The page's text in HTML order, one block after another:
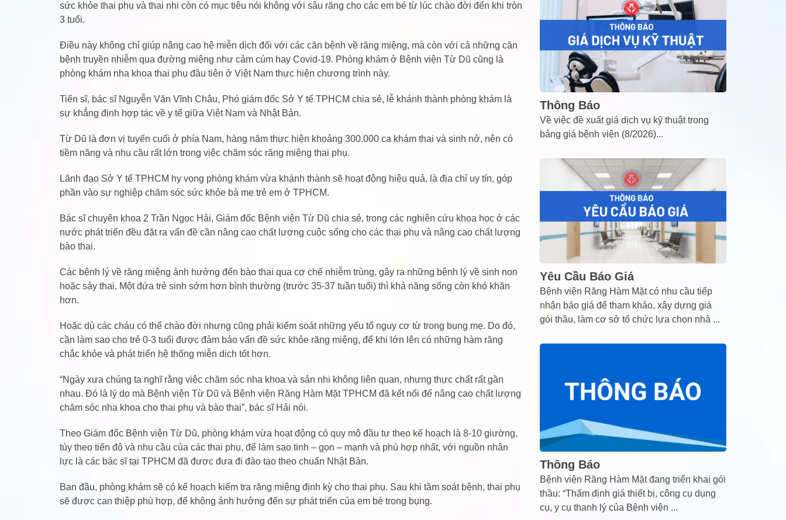
sức khỏe thai phụ và thai nhi còn có mục tiêu nói không với sâu răng cho các em bé từ lúc chào đời đến khi tròn
3 tuổi.
Điều này không chỉ giúp nâng cao hệ miễn dịch đối với các căn bệnh về răng miệng, mà còn với cả những căn
bệnh truyền nhiễm qua đường miệng như cảm cúm hay Covid-19. Phòng khám ở Bệnh viện Từ Dũ cũng là
phòng khám nha khoa thai phụ đầu tiên ở Việt Nam thực hiện chương trình này.
Tiến sĩ, bác sĩ Nguyễn Văn Vĩnh Châu, Phó giám đốc Sở Y tế TPHCM chia sẻ, lễ khánh thành phòng khám là
sự khẳng định hợp tác về y tế giữa Việt Nam và Nhật Bản.
Từ Dũ là đơn vị tuyến cuối ở phía Nam, hàng năm thực hiện khoảng 300.000 ca khám thai và sinh nở, nên có
tiềm năng và nhu cầu rất lớn trong việc chăm sóc răng miệng thai phụ.
Lãnh đạo Sở Y tế TPHCM hy vọng phòng khám vừa khánh thành sẽ hoạt động hiệu quả, là địa chỉ uy tín, góp
phần vào sự nghiệp chăm sóc sức khỏe bà mẹ trẻ em ở TPHCM.
Bác sĩ chuyên khoa 2 Trần Ngọc Hải, Giám đốc Bệnh viện Từ Dũ chia sẻ, trong các nghiên cứu khoa học ở các
nước phát triển đều đặt ra vấn đề cần nâng cao chất lượng cuộc sống cho các thai phụ và nâng cao chất lượng
bào thai.
Các bệnh lý về răng miệng ảnh hưởng đến bào thai qua cơ chế nhiễm trùng, gây ra những bệnh lý về sinh non
hoặc sảy thai. Một đứa trẻ sinh sớm hơn bình thường (trước 35-37 tuần tuổi) thì khả năng sống còn khó khăn
hơn.
Hoặc dù các cháu có thể chào đời nhưng cũng phải kiểm soát những yếu tố nguy cơ từ trong bụng mẹ. Do đó,
cần làm sao cho trẻ 0-3 tuổi được đảm bảo vấn đề sức khỏe răng miệng, để khi lớn lên có những hàm răng
chắc khỏe và phát triển hệ thống miễn dịch tốt hơn.
“Ngày xưa chúng ta nghĩ rằng việc chăm sóc nha khoa và sản nhi không liên quan, nhưng thực chất rất gần
nhau. Đó là lý do mà Bệnh viện Từ Dũ và Bệnh viện Răng Hàm Mặt TPHCM đã kết nối để nâng cao chất lượng
chăm sóc nha khoa cho thai phụ và bào thai”, bác sĩ Hải nói.
Theo Giám đốc Bệnh viện Từ Dũ, phòng khám vừa hoạt động có quy mô đầu tư theo kế hoạch là 8-10 giường,
tùy theo tiến độ và nhu cầu của các thai phụ, để làm sao tinh – gọn – mạnh và phù hợp nhất, với nguồn nhân
lực là các bác sĩ tại TPHCM đã được đưa đi đào tạo theo chuẩn Nhật Bản.
Ban đầu, phòng khám sẽ có kế hoạch kiểm tra răng miệng định kỳ cho thai phụ. Sau khi tầm soát bệnh, thai phụ
sẽ được can thiệp phù hợp, để không ảnh hưởng đến sự phát triển của em bé trong bụng.
Thông Báo
Về việc đề xuất giá dịch vụ kỹ thuật trong
bảng giá bệnh viện (8/2026)...
Yêu Cầu Báo Giá
Bệnh viện Răng Hàm Mặt có nhu cầu tiếp
nhận báo giá để tham khảo, xây dựng giá
gói thầu, làm cơ sở tổ chức lựa chọn nhà ...
Thông Báo
Bệnh viện Răng Hàm Mặt đang triển khai gói
thầu: “Thẩm định giá thiết bị, công cụ dụng
cụ, y cụ thanh lý của Bệnh viện ...